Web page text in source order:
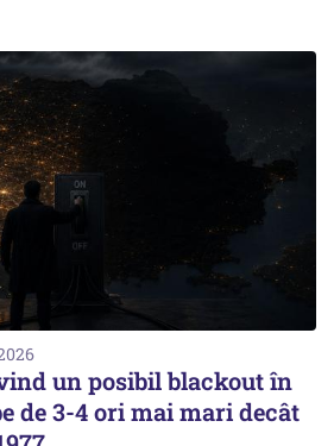
un posibil blackout în
de 3-4 ori mai mari decât